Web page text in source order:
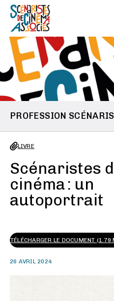
PROFESSION
LIVRE
Scénaristes
cinéma : un
autoportrait
TÉLÉCHARGER LE DOCUMENT (1.79
26 AVRIL 2024